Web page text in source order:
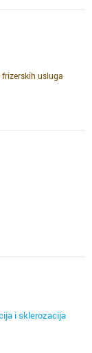
frizerskih usluga
i sklerozacija